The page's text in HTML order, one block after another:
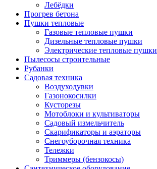
Лебёдки
Прогрев бетона
Пушки тепловые
Газовые тепловые пушки
Дизельные тепловые пушки
Электрические тепловые пушки
Пылесосы строительные
Рубанки
Садовая техника
Воздуходувки
Газонокосилки
Кусторезы
Мотоблоки и культиваторы
Садовый измельчитель
Скарификаторы и аэраторы
Снегоуборочная техника
Тележки
Триммеры (бензокосы)